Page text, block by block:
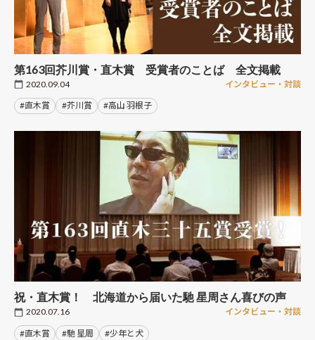
第163回芥川賞・直木賞 受賞者のことば 全文掲載
2020.09.04 インタビュー・対談
#直木賞 #芥川賞 #高山 羽根子
祝・直木賞！ 北海道から届いた馳 星周さん喜びの声
2020.07.16 インタビュー・対談
#直木賞 #馳 星周 #少年と犬